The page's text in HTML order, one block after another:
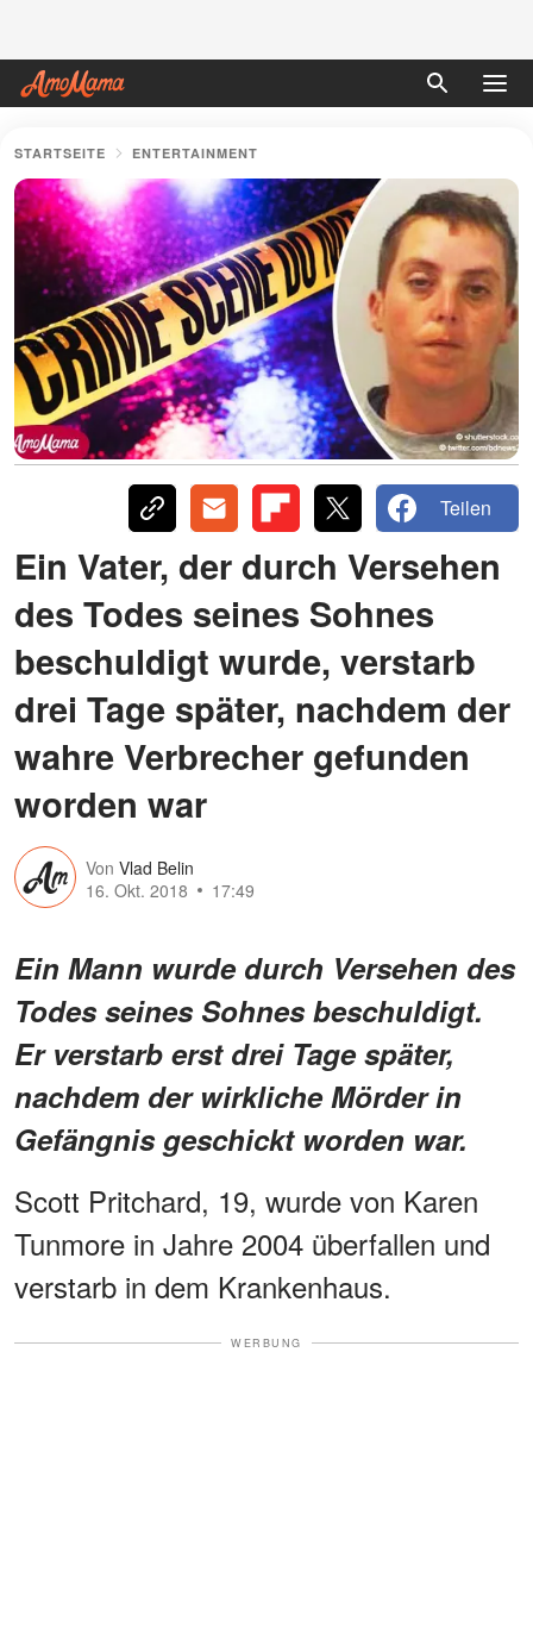
STARTSEITE ENTERTAINMENT
Teilen
Ein Vater, der durch Versehen
des Todes seines Sohnes
beschuldigt wurde, verstarb
drei Tage später, nachdem der
wahre Verbrecher gefunden
worden war
Von Vlad Belin
16. Okt. 2018
17:49
Ein Mann wurde durch Versehen des
Todes seines Sohnes beschuldigt.
Er verstarb erst drei Tage später,
nachdem der wirkliche Mörder in
Gefängnis geschickt worden war.
Scott Pritchard, 19, wurde von Karen
Tunmore in Jahre 2004 überfallen und
verstarb in dem Krankenhaus.
WERBUNG